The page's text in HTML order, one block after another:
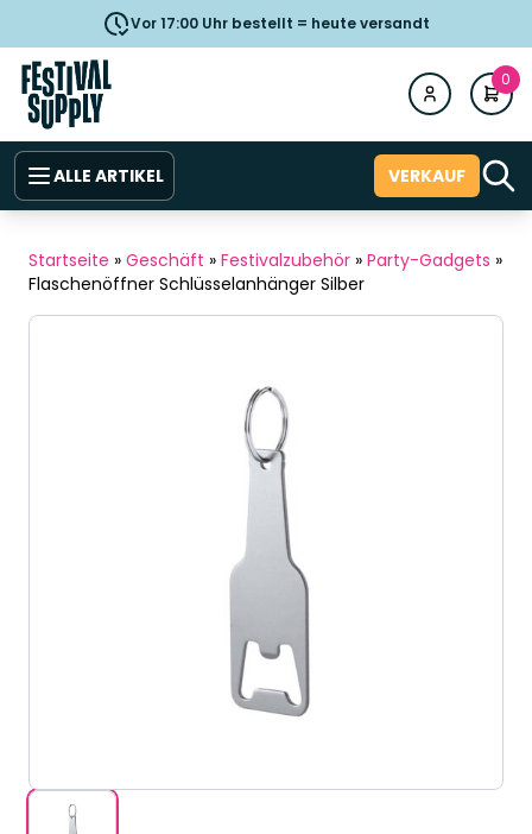
Vor 17:00 Uhr bestellt = heute versandt
0
ALLE ARTIKEL VERKAUF
Startseite » Geschäft » Festivalzubehör » Party-Gadgets »
Flaschenöffner Schlüsselanhänger Silber